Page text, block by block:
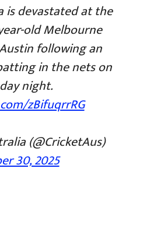
is devastated at the
old Melbourne
following an
in the nets on
night.
zBifuqrrRG
(@CricketAus)
30, 2025